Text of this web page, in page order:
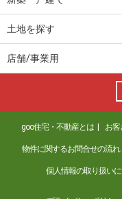
土地を探す
店舗/事業用
goo住宅・不動産とは お
物件に関するお問合せの流れ
個人情報の取り扱い